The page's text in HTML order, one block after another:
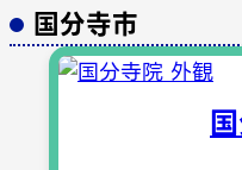
国分寺市